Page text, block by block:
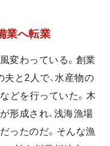
業へ転業
変わっている。創業
と2人で、水産物の
どを行っていた。木
形成され、浅海漁場
ったのだ。そんな漁